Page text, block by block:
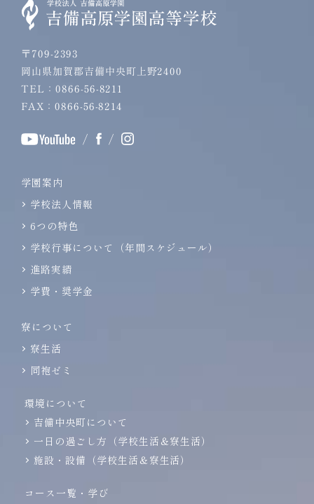
〒709-2393
岡山県加賀郡吉備中央町上野2400
TEL：0866-56-8211
FAX：0866-56-8214
/ /
学園案内
学校法人情報
6つの特色
学校行事について（年間スケジュール）
進路実績
学費・奨学金
寮について
寮生活
同袍ゼミ
環境について
吉備中央町について
一日の過ごし方（学校生活＆寮生活）
施設・設備（学校生活＆寮生活）
コース一覧・学び